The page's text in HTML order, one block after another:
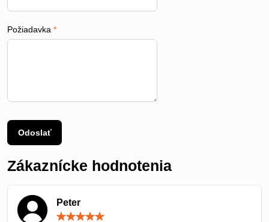
Požiadavka *
Odoslať
Zákaznícke hodnotenia
Peter